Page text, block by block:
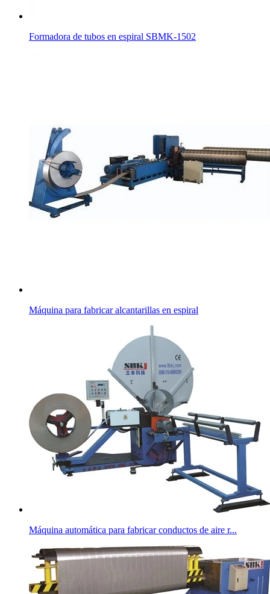
Formadora de tubos en espiral SBMK-1502
Máquina para fabricar alcantarillas en espiral
Máquina automática para fabricar conductos de aire r...